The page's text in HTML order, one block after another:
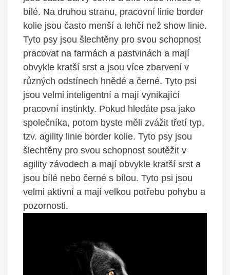
bílé. Na druhou stranu, pracovní linie border
kolie jsou často menší a lehčí než show linie.
Tyto psy jsou šlechtěny pro svou schopnost
pracovat na farmách a pastvinách a mají
obvykle kratší srst a jsou více zbarvení v
různých odstínech hnědé a černé. Tyto psi
jsou velmi inteligentní a mají vynikající
pracovní instinkty. Pokud hledáte psa jako
společníka, potom byste měli zvážit třetí typ,
tzv. agility linie border kolie. Tyto psy jsou
šlechtěny pro svou schopnost soutěžit v
agility závodech a mají obvykle kratší srst a
jsou bílé nebo černé s bílou. Tyto psi jsou
velmi aktivní a mají velkou potřebu pohybu a
pozornosti.